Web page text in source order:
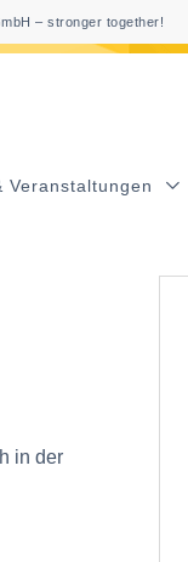
– stronger together!
Veranstaltungen
in der